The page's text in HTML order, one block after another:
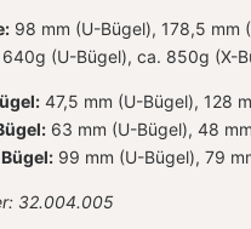
98 mm (U-Bügel), 178,5 mm
(U-Bügel), ca. 850g (X-
47,5 mm (U-Bügel), 128
63 mm (U-Bügel), 48
99 mm (U-Bügel), 79
32.004.005